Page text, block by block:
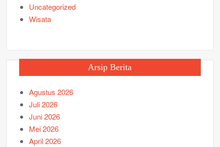
Uncategorized
Wisata
Arsip Berita
Agustus 2026
Juli 2026
Juni 2026
Mei 2026
April 2026